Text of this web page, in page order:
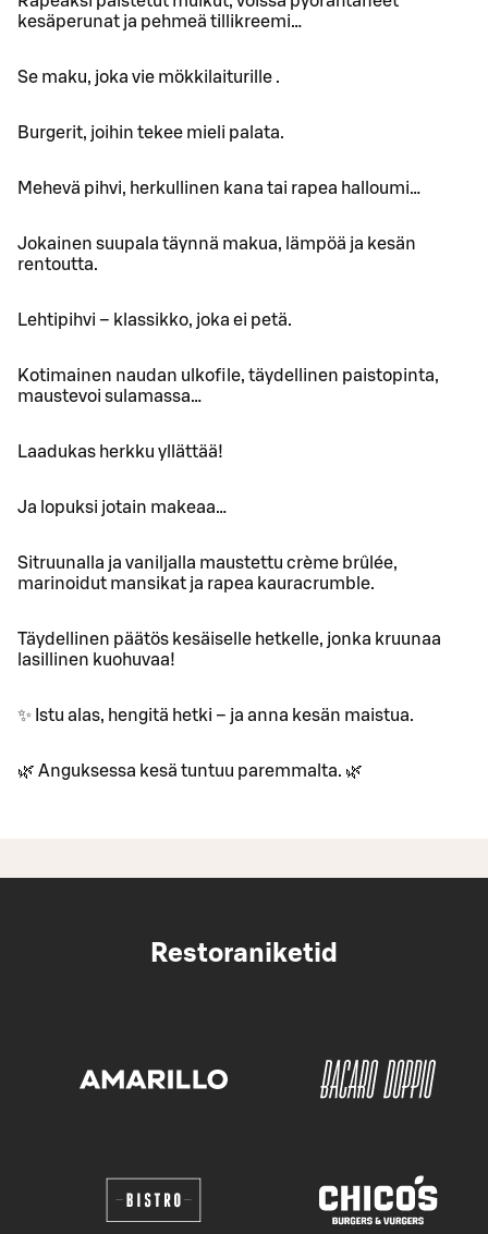
kesäperunat ja pehmeä tillikreemi…
Se maku, joka vie mökkilaiturille .
Burgerit, joihin tekee mieli palata.
Mehevä pihvi, herkullinen kana tai rapea halloumi…
Jokainen suupala täynnä makua, lämpöä ja kesän
rentoutta.
Lehtipihvi – klassikko, joka ei petä.
Kotimainen naudan ulkofile, täydellinen paistopinta,
maustevoi sulamassa…
Laadukas herkku yllättää!
Ja lopuksi jotain makeaa…
Sitruunalla ja vaniljalla maustettu crème brûlée,
marinoidut mansikat ja rapea kauracrumble.
Täydellinen päätös kesäiselle hetkelle, jonka kruunaa
lasillinen kuohuvaa!
✨ Istu alas, hengitä hetki – ja anna kesän maistua.
🌿 Anguksessa kesä tuntuu paremmalta. 🌿
Restoraniketid